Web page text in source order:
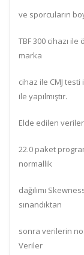
ve sporcuların
TBF 300 cihazı
marka
cihaz ile CMJ
ile yapılmıştır.
Elde edilen
22.0 paket
normallik
dağılımı
sınandıktan
sonra verilerin
Veriler